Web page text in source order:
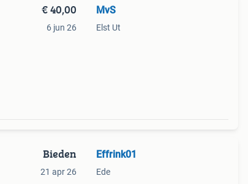
€ 40,00
6 jun 26
MvS
Elst Ut
Bieden
21 apr 26
Effrink01
Ede